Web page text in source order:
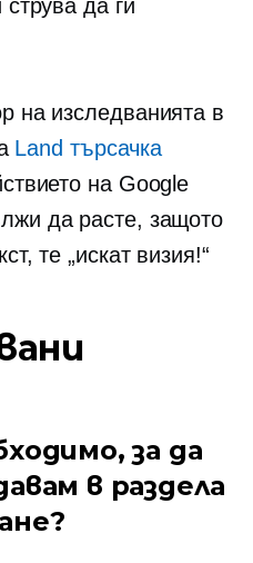
да ги
на изследванията в
Land търсачка
на Google
да расте, защото
те „искат визия!“
за да
в раздела